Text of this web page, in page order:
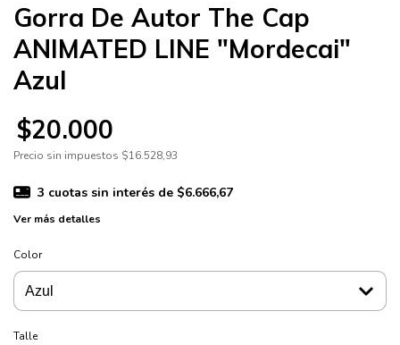
Gorra De Autor The Cap
ANIMATED LINE "Mordecai"
Azul
$20.000
Precio sin impuestos $16.528,93
3 cuotas sin interés de $6.666,67
Ver más detalles
Color
Talle